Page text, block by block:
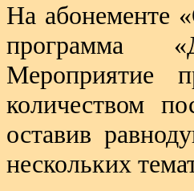
На абонементе
программа
Мероприятие
количеством
оставив
нескольких